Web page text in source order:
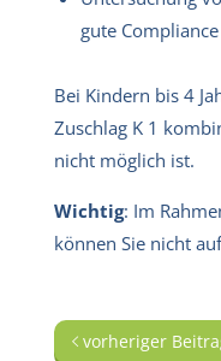
gute
Bei Kindern bis 4
Zuschlag K 1
nicht möglich ist.
Wichtig: Im
können Sie nicht
vorheriger